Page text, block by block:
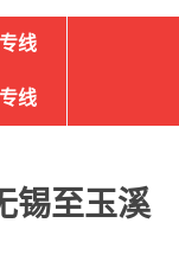
线
线
锡至玉溪